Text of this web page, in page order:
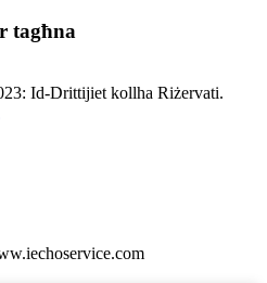
tagħna
Id-Drittijiet kollha Riżervati.